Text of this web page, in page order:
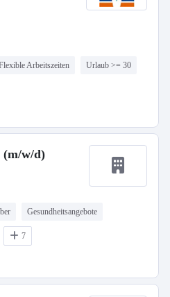
Arbeitszeiten Urlaub >= 30
(m/w/d)
Gesundheitsangebote
7